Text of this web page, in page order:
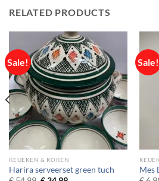
RELATED PRODUCTS
Sale!
KEUEKEN & KOKEN
Harira serveerset green tuch
Sale!
Mes